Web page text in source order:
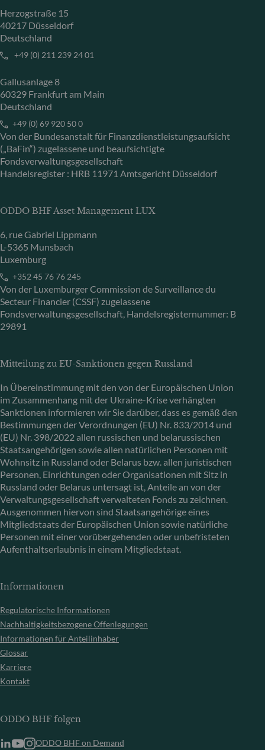
Herzogstraße 15
40217 Düsseldorf
Deutschland
+49 (0) 211 239 24 01
Gallusanlage 8
60329 Frankfurt am Main
Deutschland
+49 (0) 69 920 50 0
Von der Bundesanstalt für Finanzdienstleistungsaufsicht
(„BaFin“) zugelassene und beaufsichtigte
Fondsverwaltungsgesellschaft
Handelsregister : HRB 11971 Amtsgericht Düsseldorf
ODDO BHF Asset Management LUX
6, rue Gabriel Lippmann
L-5365 Munsbach
Luxemburg
+352 45 76 76 245
Von der Luxemburger Commission de Surveillance du
Secteur Financier (CSSF) zugelassene
Fondsverwaltungsgesellschaft, Handelsregisternummer: B
29891
Mitteilung zu EU-Sanktionen gegen Russland
In Übereinstimmung mit den von der Europäischen Union
im Zusammenhang mit der Ukraine-Krise verhängten
Sanktionen informieren wir Sie darüber, dass es gemäß den
Bestimmungen der Verordnungen (EU) Nr. 833/2014 und
(EU) Nr. 398/2022 allen russischen und belarussischen
Staatsangehörigen sowie allen natürlichen Personen mit
Wohnsitz in Russland oder Belarus bzw. allen juristischen
Personen, Einrichtungen oder Organisationen mit Sitz in
Russland oder Belarus untersagt ist, Anteile an von der
Verwaltungsgesellschaft verwalteten Fonds zu zeichnen.
Ausgenommen hiervon sind Staatsangehörige eines
Mitgliedstaats der Europäischen Union sowie natürliche
Personen mit einer vorübergehenden oder unbefristeten
Aufenthaltserlaubnis in einem Mitgliedstaat.
Informationen
Regulatorische Informationen
Nachhaltigkeitsbezogene Offenlegungen
Informationen für Anteilinhaber
Glossar
Karriere
Kontakt
ODDO BHF folgen
ODDO BHF on Demand